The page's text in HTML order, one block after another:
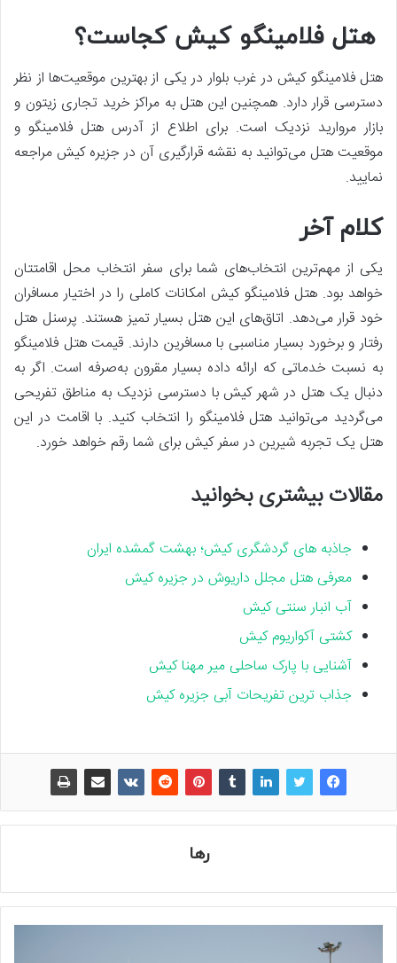
هتل فلامینگو کیش کجاست؟
هتل فلامینگو کیش در غرب بلوار در یکی از بهترین موقعیت‌ها از نظر
دسترسی قرار دارد. همچنین این هتل به مراکز خرید تجاری زیتون و
بازار مروارید نزدیک است. برای اطلاع از آدرس هتل فلامینگو و
موقعیت هتل می‌توانید به نقشه قرارگیری آن در جزیره کیش مراجعه
نمایید.
کلام آخر
یکی از مهم‌ترین انتخاب‌های شما برای سفر انتخاب محل اقامتتان
خواهد بود. هتل فلامینگو کیش امکانات کاملی را در اختیار مسافران
خود قرار می‌دهد. اتاق‌های این هتل بسیار تمیز هستند. پرسنل هتل
رفتار و برخورد بسیار مناسبی با مسافرین دارند. قیمت هتل فلامینگو
به نسبت خدماتی که ارائه داده بسیار مقرون‌ به‌صرفه است. اگر به
دنبال یک هتل در شهر کیش با دسترسی نزدیک به مناطق تفریحی
می‌گردید می‌توانید هتل فلامینگو را انتخاب کنید. با اقامت در این
هتل یک تجربه شیرین در سفر کیش برای شما رقم خواهد خورد.
مقالات بیشتری بخوانید
جاذبه های گردشگری کیش؛ بهشت گمشده ایران
معرفی هتل مجلل داریوش در جزیره کیش
آب انبار سنتی کیش
کشتی آکواریوم کیش
آشنایی با پارک ساحلی میر مهنا کیش
جذاب ترین تفریحات آبی جزیره کیش
رها